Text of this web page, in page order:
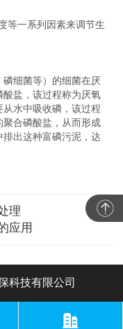
等一系列因素来调节生
细菌等）的细菌在厌
盐，该过程称为厌氧
水中吸收磷，该过程
合磷酸盐，从而形成
出这种富磷污泥，达
理
应用
科技有限公司